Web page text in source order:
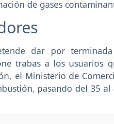
de gases
dar por
trabas a los usuarios
el Ministerio de
pasando del 35